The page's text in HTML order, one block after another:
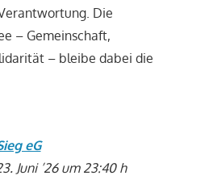
Die
– Gemeinschaft,
– bleibe dabei die
eG
Juni ’26 um 23:40 h